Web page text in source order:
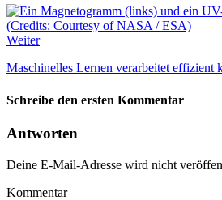
Weiter
Maschinelles Lernen verarbeitet effizient
Schreibe den ersten Kommentar
Antworten
Deine E-Mail-Adresse wird nicht
Kommentar